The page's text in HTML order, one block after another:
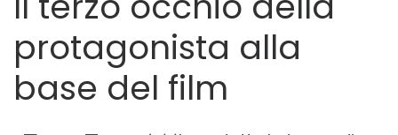
protagonista alla
base del film